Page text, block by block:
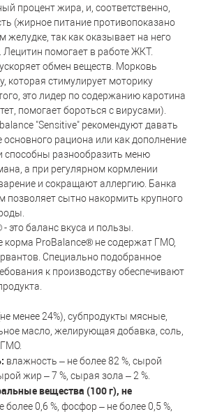
процент жира, и, соответственно,
(жирное питание противопоказано
желудке, так как оказывает на него
Лецитин помогает в работе ЖКТ.
обмен веществ. Морковь
которая стимулирует моторику
это лидер по содержанию каротина
помогает бороться с вирусами).
"Sensitive" рекомендуют давать
основного рациона или как дополнение
способны разнообразить меню
а при регулярном кормлении
и сокращают аллергию. Банка
позволяет сытно накормить крупного
это баланс вкуса и пользы.
корма ProBalance® не содержат ГМО,
Специально подобранное
к производству обеспечивают
менее 24%), субпродукты мясные,
масло, желирующая добавка, соль,
влажность – не более 82 %, сырой
жир – 7 %, сырая зола – 2 %.
вещества (100 г), не
более 0,6 %, фосфор – не более 0,5 %,